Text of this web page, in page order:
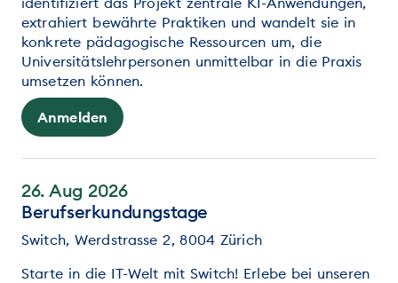
extrahiert bewährte Praktiken und wandelt sie in
konkrete pädagogische Ressourcen um, die
Universitätslehrpersonen unmittelbar in die Praxis
umsetzen können.
Anmelden
26. Aug 2026
Berufserkundungstage
Switch, Werdstrasse 2, 8004 Zürich
Starte in die IT-Welt mit Switch! Erlebe bei unseren